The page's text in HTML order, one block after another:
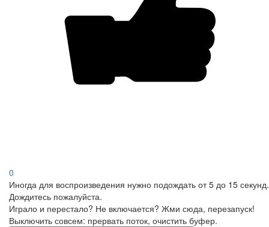
0
Иногда для воспроизведения нужно подождать от 5 до 15 секунд.
Дождитесь пожалуйста.
Играло и перестало? Не включается? Жми сюда, перезапуск!
Выключить совсем: прервать поток, очистить буфер.